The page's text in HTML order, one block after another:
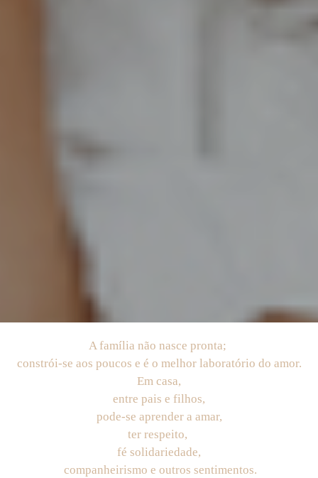
A família não nasce pronta;
constrói-se aos poucos e é o melhor laboratório do amor.
Em casa,
entre pais e filhos,
pode-se aprender a amar,
ter respeito,
fé solidariedade,
companheirismo e outros sentimentos.